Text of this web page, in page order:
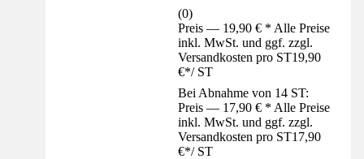
(0)
Preis — 19,90 € * Alle Preise
inkl. MwSt. und ggf. zzgl.
Versandkosten pro ST19,90
€*/ ST
Bei Abnahme von 14 ST:
Preis — 17,90 € * Alle Preise
inkl. MwSt. und ggf. zzgl.
Versandkosten pro ST17,90
€*/ ST